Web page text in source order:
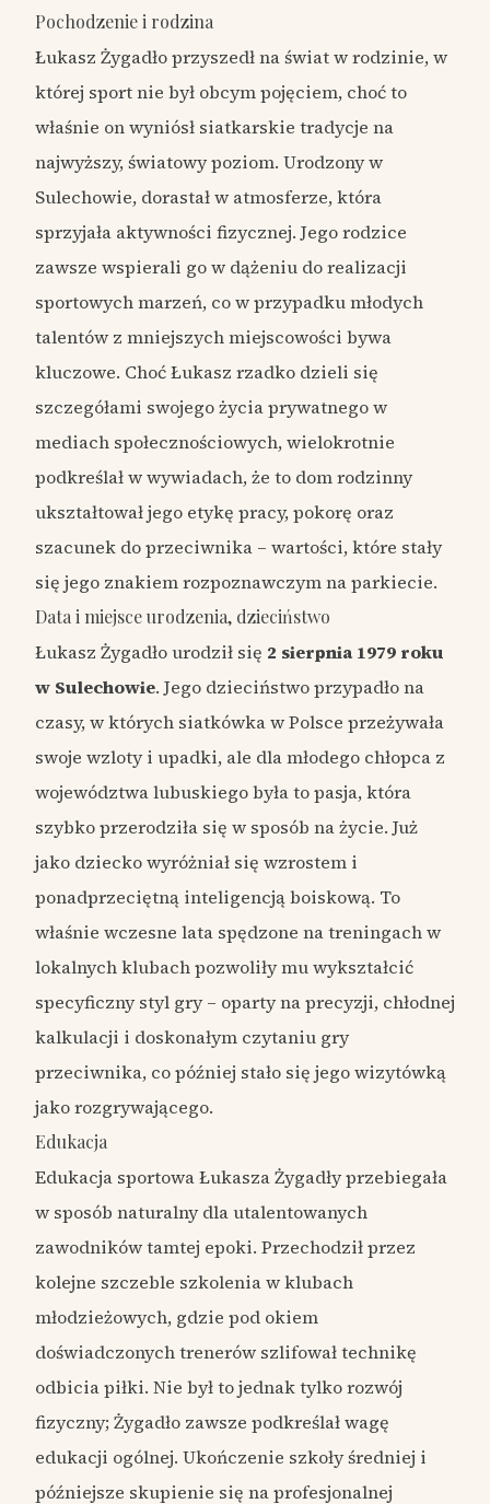
Pochodzenie i rodzina
Łukasz Żygadło przyszedł na świat w rodzinie, w
której sport nie był obcym pojęciem, choć to
właśnie on wyniósł siatkarskie tradycje na
najwyższy, światowy poziom. Urodzony w
Sulechowie, dorastał w atmosferze, która
sprzyjała aktywności fizycznej. Jego rodzice
zawsze wspierali go w dążeniu do realizacji
sportowych marzeń, co w przypadku młodych
talentów z mniejszych miejscowości bywa
kluczowe. Choć Łukasz rzadko dzieli się
szczegółami swojego życia prywatnego w
mediach społecznościowych, wielokrotnie
podkreślał w wywiadach, że to dom rodzinny
ukształtował jego etykę pracy, pokorę oraz
szacunek do przeciwnika – wartości, które stały
się jego znakiem rozpoznawczym na parkiecie.
Data i miejsce urodzenia, dzieciństwo
Łukasz Żygadło urodził się 2 sierpnia 1979 roku
w Sulechowie. Jego dzieciństwo przypadło na
czasy, w których siatkówka w Polsce przeżywała
swoje wzloty i upadki, ale dla młodego chłopca z
województwa lubuskiego była to pasja, która
szybko przerodziła się w sposób na życie. Już
jako dziecko wyróżniał się wzrostem i
ponadprzeciętną inteligencją boiskową. To
właśnie wczesne lata spędzone na treningach w
lokalnych klubach pozwoliły mu wykształcić
specyficzny styl gry – oparty na precyzji, chłodnej
kalkulacji i doskonałym czytaniu gry
przeciwnika, co później stało się jego wizytówką
jako rozgrywającego.
Edukacja
Edukacja sportowa Łukasza Żygadły przebiegała
w sposób naturalny dla utalentowanych
zawodników tamtej epoki. Przechodził przez
kolejne szczeble szkolenia w klubach
młodzieżowych, gdzie pod okiem
doświadczonych trenerów szlifował technikę
odbicia piłki. Nie był to jednak tylko rozwój
fizyczny; Żygadło zawsze podkreślał wagę
edukacji ogólnej. Ukończenie szkoły średniej i
późniejsze skupienie się na profesjonalnej